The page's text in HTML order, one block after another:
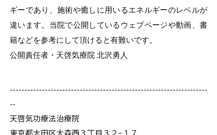
ギーであり、施術や癒しに用いるエネルギーのレベルが
違います。当院で公開しているウェブページや動画、書
籍などを参考にして頂けると有難いです。
公開責任者・天啓気療院 北沢勇人
--------------------------------------------------------------------
--
天啓気功療法治療院
東京都大田区大森西３丁目３２−１７